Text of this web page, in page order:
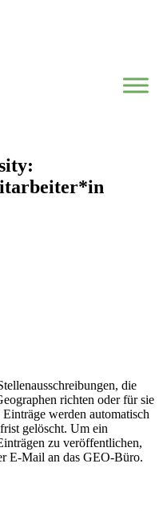
die
richten oder für sie
werden automatisch
gelöscht. Um ein
zu veröffentlichen,
E-Mail an das GEO-Büro.